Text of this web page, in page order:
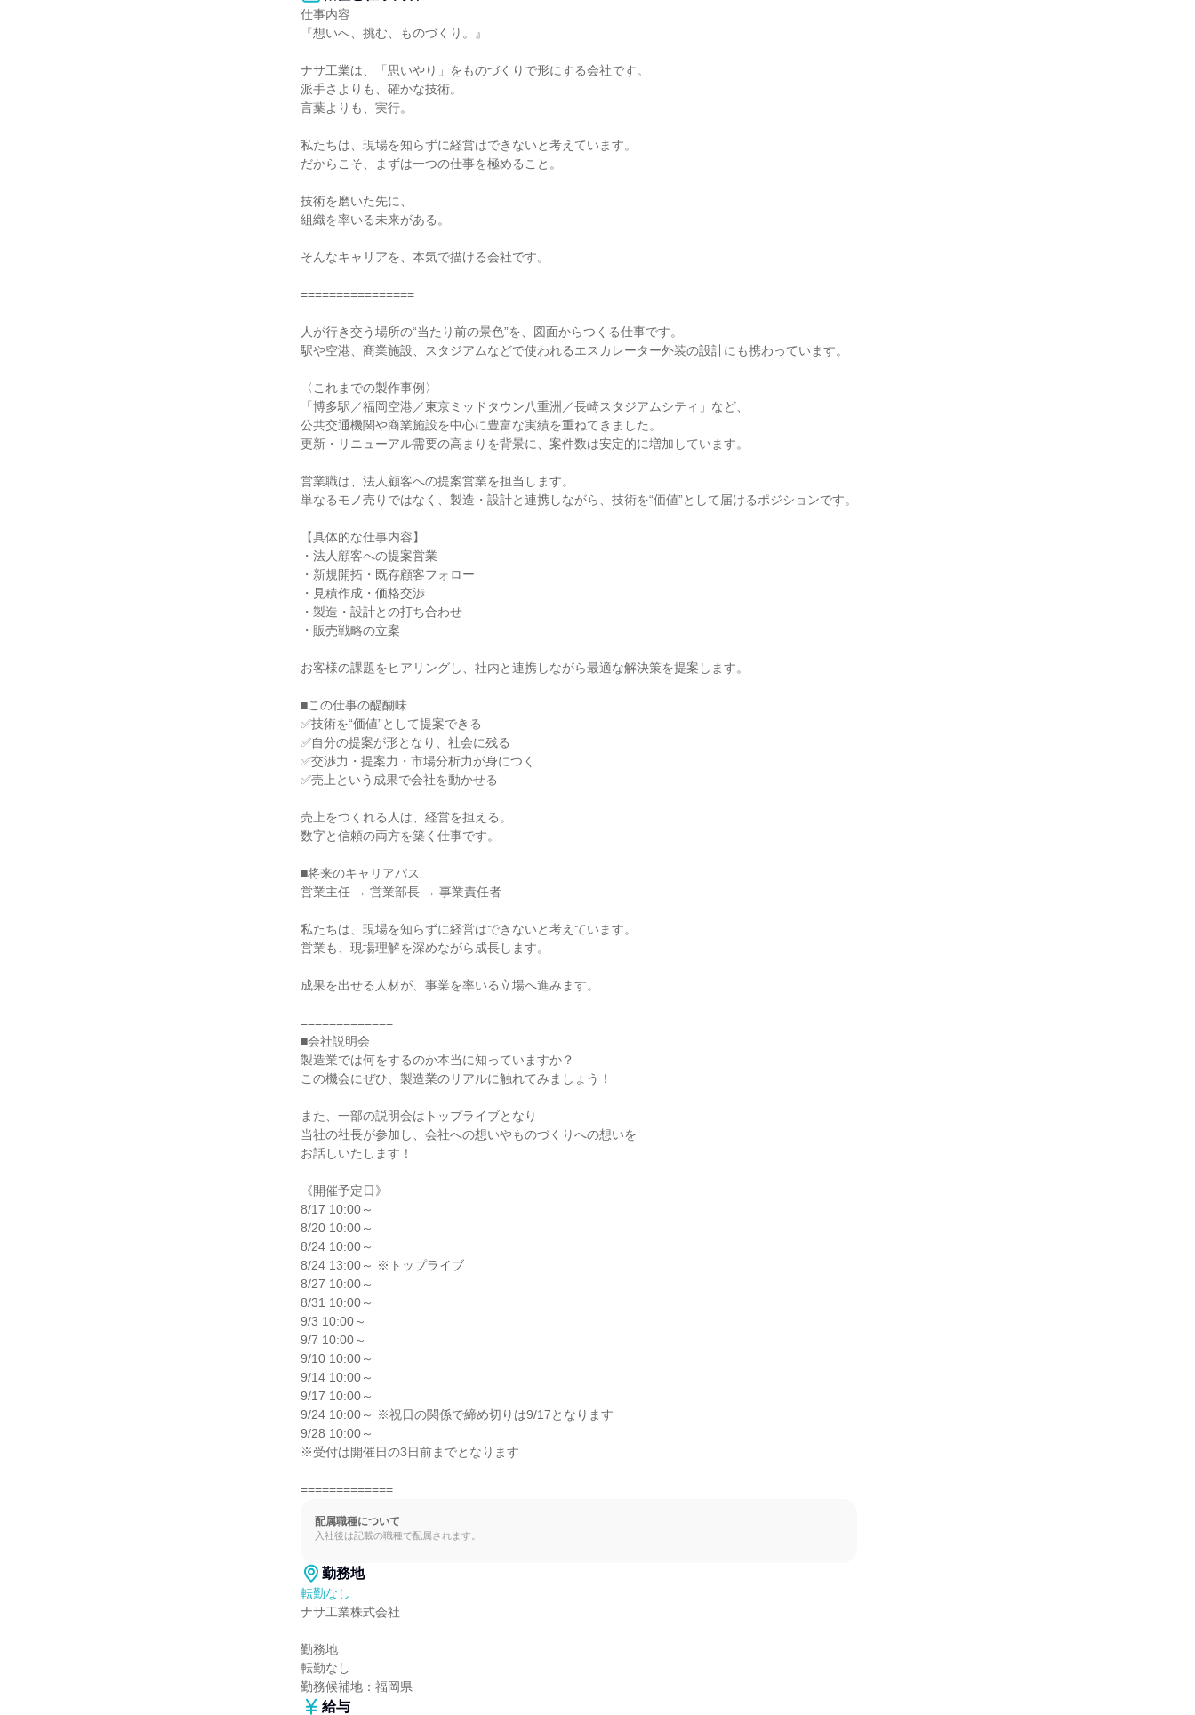
仕事内容
『想いへ、挑む、ものづくり。』
ナサ工業は、「思いやり」をものづくりで形にする会社です。
派手さよりも、確かな技術。
言葉よりも、実行。
私たちは、現場を知らずに経営はできないと考えています。
だからこそ、まずは一つの仕事を極めること。
技術を磨いた先に、
組織を率いる未来がある。
そんなキャリアを、本気で描ける会社です。
================
人が行き交う場所の“当たり前の景色”を、図面からつくる仕事です。
駅や空港、商業施設、スタジアムなどで使われるエスカレーター外装の設計にも携わっています。
〈これまでの製作事例〉
「博多駅／福岡空港／東京ミッドタウン八重洲／長崎スタジアムシティ」など、
公共交通機関や商業施設を中心に豊富な実績を重ねてきました。
更新・リニューアル需要の高まりを背景に、案件数は安定的に増加しています。
営業職は、法人顧客への提案営業を担当します。
単なるモノ売りではなく、製造・設計と連携しながら、技術を“価値”として届けるポジションです。
【具体的な仕事内容】
・法人顧客への提案営業
・新規開拓・既存顧客フォロー
・見積作成・価格交渉
・製造・設計との打ち合わせ
・販売戦略の立案
お客様の課題をヒアリングし、社内と連携しながら最適な解決策を提案します。
■この仕事の醍醐味
✅技術を“価値”として提案できる
✅自分の提案が形となり、社会に残る
✅交渉力・提案力・市場分析力が身につく
✅売上という成果で会社を動かせる
売上をつくれる人は、経営を担える。
数字と信頼の両方を築く仕事です。
■将来のキャリアパス
営業主任 → 営業部長 → 事業責任者
私たちは、現場を知らずに経営はできないと考えています。
営業も、現場理解を深めながら成長します。
成果を出せる人材が、事業を率いる立場へ進みます。
=============
■会社説明会
製造業では何をするのか本当に知っていますか？
この機会にぜひ、製造業のリアルに触れてみましょう！
また、一部の説明会はトップライブとなり
当社の社長が参加し、会社への想いやものづくりへの想いを
お話しいたします！
《開催予定日》
8/17 10:00～
8/20 10:00～
8/24 10:00～
8/24 13:00～ ※トップライブ
8/27 10:00～
8/31 10:00～
9/3 10:00～
9/7 10:00～
9/10 10:00～
9/14 10:00～
9/17 10:00～
9/24 10:00～ ※祝日の関係で締め切りは9/17となります
9/28 10:00～
※受付は開催日の3日前までとなります
=============
配属職種について
入社後は記載の職種で配属されます。
勤務地
転勤なし
ナサ工業株式会社
勤務地
転勤なし
勤務候補地：福岡県
給与